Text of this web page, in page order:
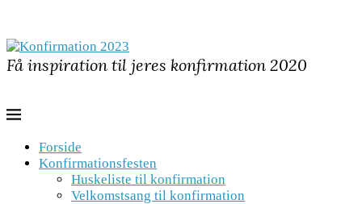
Få inspiration til jeres konfirmation 2020
Forside
Konfirmationsfesten
Huskeliste til konfirmation
Velkomstsang til konfirmation